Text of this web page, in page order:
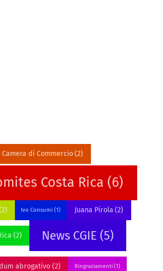
Camera di Commercio (2)
Costa Rica (6)
Ivo Consumi (1) Juana Pirola (2)
(2) News CGIE (5)
abrogativo (2) Ringraziamenti (1)